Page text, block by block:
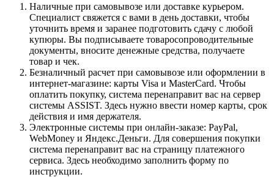
Наличные при самовывозе или доставке курьером.
Специалист свяжется с вами в день доставки, чтобы
уточнить время и заранее подготовить сдачу с любой
купюры. Вы подписываете товаросопроводительные
документы, вносите денежные средства, получаете
товар и чек.
Безналичный расчет при самовывозе или оформлении в
интернет-магазине: карты Visa и MasterCard. Чтобы
оплатить покупку, система перенаправит вас на сервер
системы ASSIST. Здесь нужно ввести номер карты, срок
действия и имя держателя.
Электронные системы при онлайн-заказе: PayPal,
WebMoney и Яндекс.Деньги. Для совершения покупки
система перенаправит вас на страницу платежного
сервиса. Здесь необходимо заполнить форму по
инструкции.